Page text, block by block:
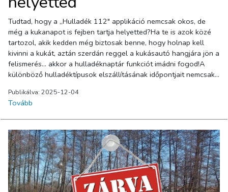
Tudtad, hogy a „Hulladék 112" applikáció nemcsak okos, de
még a kukanapot is fejben tartja helyetted?Ha te is azok közé
tartozol, akik kedden még biztosak benne, hogy holnap kell
kivinni a kukát, aztán szerdán reggel a kukásautó hangjára jön a
felismerés… akkor a hulladéknaptár funkciót imádni fogod!A
különböző hulladéktípusok elszállításának időpontjait nemcsak
észbe, amikor már a sarokról integet a kukásautó.Az alkalmazás
letölthető iOS-es és Androidos készülékekre is.
Publikálva: 2025-12-04
Tovább